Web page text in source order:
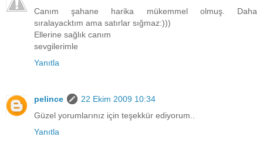
Canım şahane harika mükemmel olmuş. Daha
sıralayacktım ama satırlar sığmaz:)))
Ellerine sağlık canım
sevgilerimle
Yanıtla
pelince
22 Ekim 2009 10:34
Güzel yorumlarınız için teşekkür ediyorum..
Yanıtla